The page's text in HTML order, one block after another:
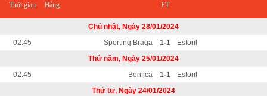
Thời gian Bảng FT
Chủ nhật, Ngày 28/01/2024
02:45
Sporting Braga 1-1
Estoril
Thứ năm, Ngày 25/01/2024
02:45
Benfica 1-1
Estoril
Thứ tư, Ngày 24/01/2024